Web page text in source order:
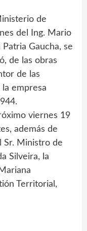
de
del Ing. Mario
Gaucha, se
de las obras
de las
la empresa
viernes 19
además de
Sr. Ministro de
Silveira, la
Territorial,